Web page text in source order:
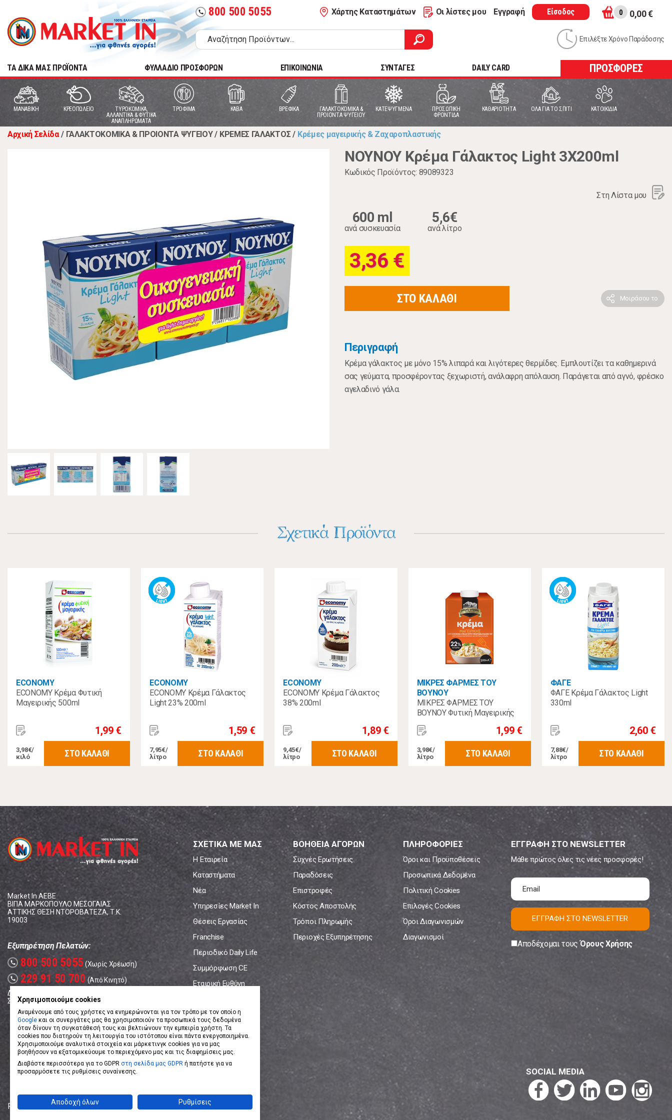
call 800 500 5055 Χάρτης Καταστημάτων Οι λίστες μου Εγγραφή Είσοδος 0 0,00 €
Επιλέξτε Χρόνο Παράδοσης
TA ΔΙΚΑ ΜΑΣ ΠΡΟΪΟΝΤΑ ΦΥΛΛΑΔΙΟ ΠΡΟΣΦΟΡΩΝ ΕΠΙΚΟΙΝΩΝΙΑ ΣΥΝΤΑΓΕΣ DAILY CARD ΠΡΟΣΦΟΡΕΣ
MANABIKH ΚΡΕΟΠΩΛΕΙΟ
ΤΥΡΟΚΟΜΙΚΑ,
ΑΛΛΑΝΤΙΚΑ & ΦΥΤΙΚΑ
ΑΝΑΠΛΗΡΩΜΑΤΑ
ΤΡΟΦΙΜΑ ΚΑΒΑ ΒΡΕΦΙΚΑ
ΓΑΛΑΚΤΟΚΟΜΙΚΑ &
ΠΡΟΙΟΝΤΑ ΨΥΓΕΙΟΥ
ΚΑΤΕΨΥΓΜΕΝΑ
ΠΡΟΣΩΠΙΚΗ
ΦΡΟΝΤΙΔΑ
ΚΑΘΑΡΙΟΤΗΤΑ ΟΛΑ ΓΙΑ ΤΟ ΣΠΙΤΙ ΚΑΤΟΙΚΙΔΙΑ
Αρχική Σελίδα / ΓΑΛΑΚΤΟΚΟΜΙΚΑ & ΠΡΟΙΟΝΤΑ ΨΥΓΕΙΟΥ / ΚΡΕΜΕΣ ΓΑΛΑΚΤΟΣ / Κρέμες μαγειρικής & Ζαχαροπλαστικής
ΝΟΥΝΟΥ Κρέμα Γάλακτος Light 3X200ml
Κωδικός Προϊόντος: 89089323
Στη Λίστα μου
600 ml
ανά συσκευασία
5,6€
ανά λίτρο
3,36 €
ΣΤΟ ΚΑΛΑΘΙ Μοιράσου το
Περιγραφή
Κρέμα γάλακτος με μόνο 15% λιπαρά και λιγότερες θερμίδες. Εμπλουτίζει τα καθημερινά
σας γεύματα, προσφέροντας ξεχωριστή, ανάλαφρη απόλαυση. Παράγεται από αγνό, φρέσκο
αγελαδινό γάλα.
Σχετικά Προϊόντα
ECONOMY
ECONOMY Κρέμα Φυτική
Μαγειρικής 500ml
1,99 €
3,98€/
κιλό
ΣΤΟ ΚΑΛΑΘΙ
ECONOMY
ECONOMY Κρέμα Γάλακτος
Light 23% 200ml
1,59 €
7,95€/
λίτρο
ΣΤΟ ΚΑΛΑΘΙ
ECONOMY
ECONOMY Κρέμα Γάλακτος
38% 200ml
1,89 €
9,45€/
λίτρο
ΣΤΟ ΚΑΛΑΘΙ
ΜΙΚΡΕΣ ΦΑΡΜΕΣ ΤΟΥ
ΒΟΥΝΟΥ
ΜΙΚΡΕΣ ΦΑΡΜΕΣ ΤΟΥ
ΒΟΥΝΟΥ Φυτική Μαγειρικής
UHT 500ml
1,99 €
3,98€/
λίτρο
ΣΤΟ ΚΑΛΑΘΙ
ΦΑΓΕ
ΦΑΓΕ Κρέμα Γάλακτος Light
330ml
2,60 €
7,88€/
λίτρο
ΣΤΟ ΚΑΛΑΘΙ
Market In ΑΕΒΕ
ΒΙΠΑ ΜΑΡΚΟΠΟΥΛΟ ΜΕΣΟΓΑΙΑΣ
ΑΤΤΙΚΗΣ ΘΕΣΗ ΝΤΟΡΟΒΑΤΕΖΑ, Τ.Κ.
19003
Εξυπηρέτηση Πελατών:
call 800 500 5055 (Χωρίς Χρέωση)
call 229 91 50 700 (Από Κινητό)
Δευτέρα - Παρασκευή: 08:00 - 17:00
Σάββατο: 08:00 – 14:00
ΣΧΕΤΙΚΑ ΜΕ ΜΑΣ
Η Εταιρεία
Καταστήματα
Νέα
Υπηρεσίες Market In
Θέσεις Εργασίας
Franchise
Περιοδικό Daily Life
Συμμόρφωση CE
Εταιρική Ευθύνη
ΒΟΗΘΕΙΑ ΑΓΟΡΩΝ
Συχνές Ερωτήσεις
Παραδόσεις
Επιστροφές
Κόστος Αποστολής
Τρόποι Πληρωμής
Περιοχές Εξυπηρέτησης
ΠΛΗΡΟΦΟΡΙΕΣ
Όροι και Προϋποθέσεις
Προσωπικά Δεδομένα
Πολιτική Cookies
Επιλογές Cookies
Όροι Διαγωνισμών
Διαγωνισμοί
ΕΓΓΡΑΦΗ ΣΤΟ NEWSLETTER
Μάθε πρώτος όλες τις νέες προσφορές!
ΕΓΓΡΑΦΗ ΣΤΟ NEWSLETTER
Αποδέχομαι τουςΌρους Χρήσης
SOCIAL MEDIA
Powered by eShopKeyDesigned by Koolmetrix
Χρησιμοποιούμε cookies
Αναμένουμε από τους χρήστες να ενημερώνονται για τον τρόπο με τον οποίο η
Google και οι συνεργάτες μας θα χρησιμοποιούν τα προσωπικά τους δεδομένα
όταν δίνουν τη συγκατάθεσή τους και βελτιώνουν την εμπειρία χρήστη. Τα
cookies που διατηρούν τη λειτουργία του ιστότοπου είναι πάντα ενεργοποιημένα.
Χρησιμοποιούμε αναλυτικά στοιχεία και μάρκετινγκ cookies για να μας
βοηθήσουν να εξατομικεύουμε το περιεχόμενο μας και τις διαφημίσεις μας.
Διαβάστε περισσότερα για το GDPR στη σελίδα μας GDPR ή πατήστε για να
προσαρμόσετε τις ρυθμίσεις συναίνεσης.
Αποδοχή όλων Ρυθμίσεις